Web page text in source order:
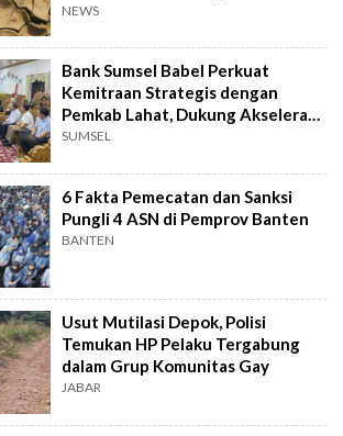
NEWS
Bank Sumsel Babel Perkuat
Kemitraan Strategis dengan
Pemkab Lahat, Dukung Akselerasi
Ekonomi Daerah
SUMSEL
6 Fakta Pemecatan dan Sanksi
Pungli 4 ASN di Pemprov Banten
BANTEN
Usut Mutilasi Depok, Polisi
Temukan HP Pelaku Tergabung
dalam Grup Komunitas Gay
JABAR